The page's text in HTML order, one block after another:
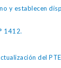
y establecen
1412.
del